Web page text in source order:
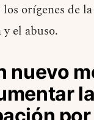
los orígenes de
el abuso.
nuevo
la